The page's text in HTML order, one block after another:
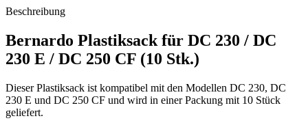
Beschreibung
Bernardo Plastiksack für DC 230 / DC
230 E / DC 250 CF (10 Stk.)
Dieser Plastiksack ist kompatibel mit den Modellen DC 230, DC
230 E und DC 250 CF und wird in einer Packung mit 10 Stück
geliefert.